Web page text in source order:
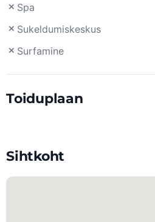
Spa
Sukeldumiskeskus
Surfamine
Toiduplaan
Sihtkoht